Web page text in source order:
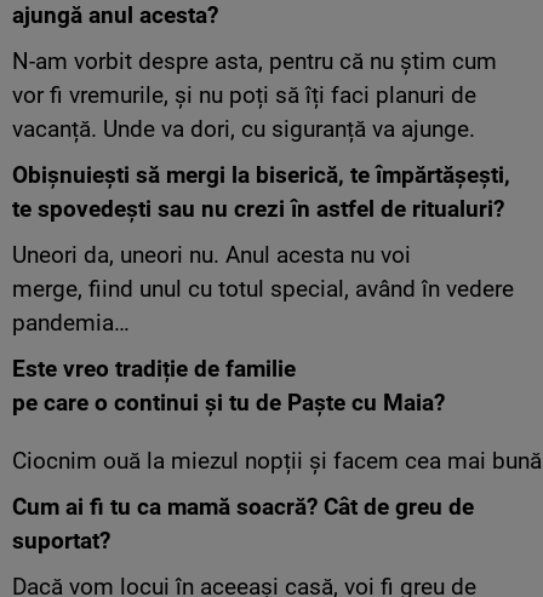
ajungă anul acesta?
N-am vorbit despre asta, pentru că nu știm cum
vor fi vremurile, și nu poți să îți faci planuri de
vacanță. Unde va dori, cu siguranță va ajunge.
Obișnuiești să mergi la biserică, te împărtășești,
te spovedești sau nu crezi în astfel de ritualuri?
Uneori da, uneori nu. Anul acesta nu voi
merge, fiind unul cu totul special, având în vedere
pandemia…
Este vreo tradiție de familie
pe care o continui și tu de Paște cu Maia?
Ciocnim ouă la miezul nopții și facem cea mai
Cum ai fi tu ca mamă soacră? Cât de greu de
suportat?
Dacă vom locui în aceeași casă, voi fi greu de